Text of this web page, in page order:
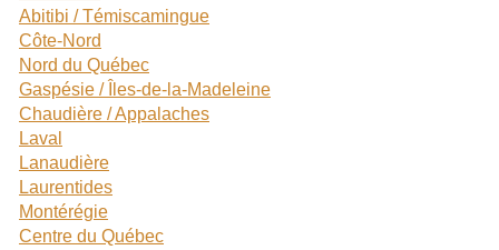
Abitibi / Témiscamingue
Côte-Nord
Nord du Québec
Gaspésie / Îles-de-la-Madeleine
Chaudière / Appalaches
Laval
Lanaudière
Laurentides
Montérégie
Centre du Québec